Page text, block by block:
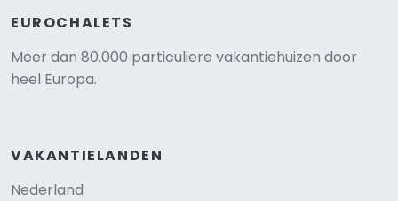
EUROCHALETS
Meer dan 80.000 particuliere vakantiehuizen door
heel Europa.
VAKANTIELANDEN
Nederland